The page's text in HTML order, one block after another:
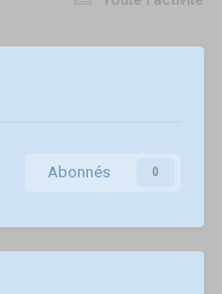
Abonnés 0